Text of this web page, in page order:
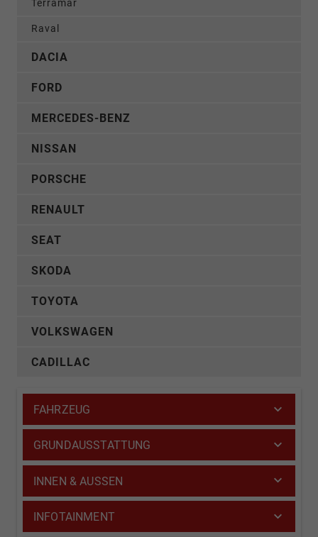
Terramar
Raval
DACIA
FORD
MERCEDES-BENZ
NISSAN
PORSCHE
RENAULT
SEAT
SKODA
TOYOTA
VOLKSWAGEN
CADILLAC
FAHRZEUG
GRUNDAUSSTATTUNG
INNEN & AUSSEN
INFOTAINMENT